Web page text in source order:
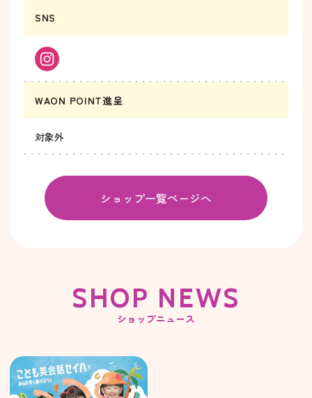
SNS
WAON POINT進呈
対象外
ショップ一覧ページへ
SHOP NEWS
ショップニュース